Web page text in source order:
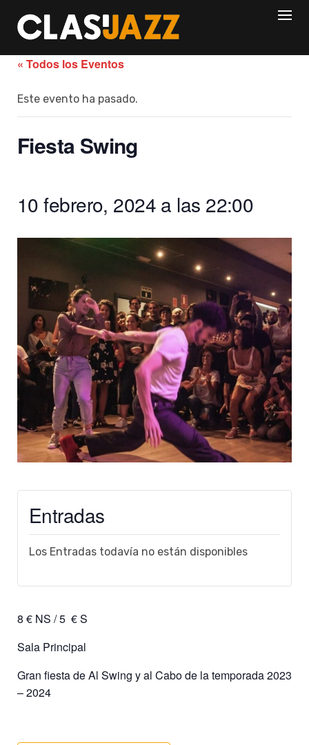
content
« Todos los Eventos
Este evento ha pasado.
Fiesta Swing
10 febrero, 2024 a las 22:00
Entradas
Los Entradas todavía no están disponibles
8 € NS / 5 € S
Sala Principal
Gran fiesta de Al Swing y al Cabo de la temporada 2023
– 2024